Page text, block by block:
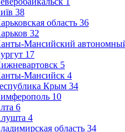
38
область 36
32
Мансийский
17
5
Мансийск 4
Крым 34
10
6
4
область 34